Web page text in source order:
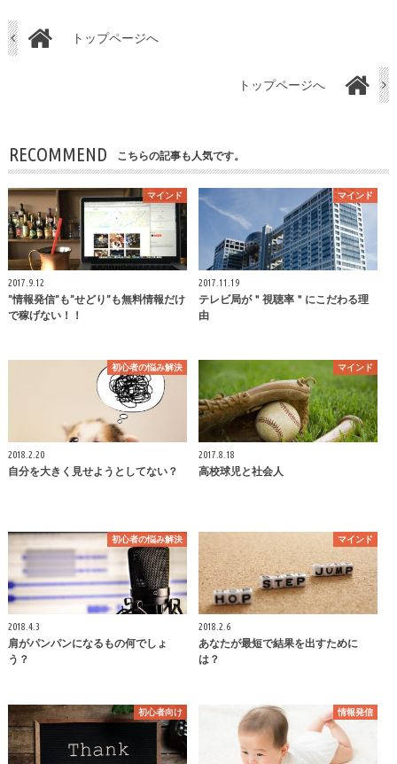
トップページへ
トップページへ
RECOMMEND こちらの記事も人気です。
マインド
2017.9.12
”情報発信”も”せどり”も無料情報だけ
で稼げない！！
マインド
2017.11.19
テレビ局が＂視聴率＂にこだわる理
由
初心者の悩み解決
2018.2.20
自分を大きく見せようとしてない？
マインド
2017.8.18
高校球児と社会人
初心者の悩み解決
2018.4.3
肩がパンパンになるもの何でしょ
う？
マインド
2018.2.6
あなたが最短で結果を出すために
は？
初心者向け 情報発信